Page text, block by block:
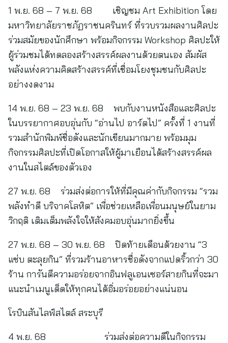
1 พ.ย. 68 – 7 พ.ย. 68 เชิญชม Art Exhibition โดย
มหาวิทยาลัยราชภัฏราชนครินทร์ ที่รวบรวมผลงานศิลปะ
ร่วมสมัยของนักศึกษา พร้อมกิจกรรม Workshop ศิลปะให้
ผู้ร่วมชมได้ทดลองสร้างสรรค์ผลงานด้วยตนเอง สัมผัส
พลังแห่งความคิดสร้างสรรค์ที่เชื่อมโยงชุมชนกับศิลปะ
อย่างงดงาม
14 พ.ย. 68 – 23 พ.ย. 68 พบกับงานหนังสือและศิลปะ
ในบรรยากาศอบอุ่นกับ “อ่านไป อาร์ตไป” ครั้งที่ 1 งานที่
รวมสำนักพิมพ์ชื่อดังและนักเขียนมากมาย พร้อมมุม
กิจกรรมศิลปะที่เปิดโอกาสให้ผู้มาเยือนได้สร้างสรรค์ผล
งานในสไตล์ของตัวเอง
27 พ.ย. 68 ร่วมส่งต่อการให้ที่มีคุณค่ากับกิจกรรม “รวม
พลังทำดี บริจาคโลหิต” เพื่อช่วยเหลือเพื่อนมนุษย์ในยาม
วิกฤติ เติมเต็มพลังใจให้สังคมอบอุ่นมากยิ่งขึ้น
27 พ.ย. 68 – 30 พ.ย. 68 ปิดท้ายเดือนด้วยงาน “3
แซ่บ ตะลุยกิน” ที่รวมร้านอาหารชื่อดังจากแปดริ้วกว่า 30
ร้าน การันตีความอร่อยจากอินฟลูเอนเซอร์สายกินที่จะมา
แนะนำเมนูเด็ดให้ทุกคนได้อิ่มอร่อยอย่างแน่นอน
โรบินสันไลฟ์สไตล์ สระบุรี
4 พ.ย. 68 ร่วมส่งต่อความดีในกิจกรรม